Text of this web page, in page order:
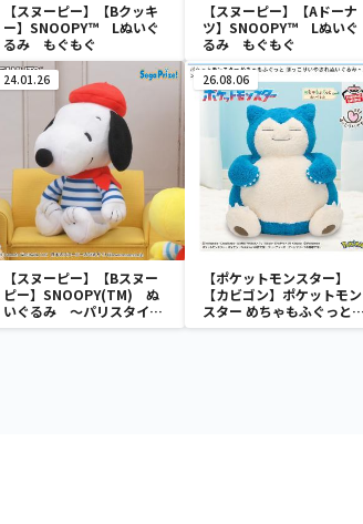
【スヌーピー】【Bクッキ
ー】SNOOPY™ Lぬいぐ
るみ もぐもぐ
【スヌーピー】【Aドーナ
ツ】SNOOPY™ Lぬいぐ
るみ もぐもぐ
24.01.26
【スヌーピー】【Bスヌー
ピー】SNOOPY(TM) ぬ
いぐるみ ～パリスタイル
～
26.08.06
【ポケットモンスター】
【カビゴン】ポケットモン
スター めちゃもふぐっと
ほっこりいやされぬいぐる